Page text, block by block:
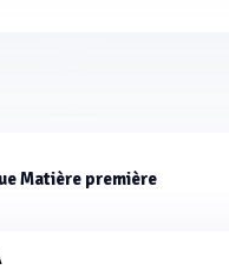
Matière première